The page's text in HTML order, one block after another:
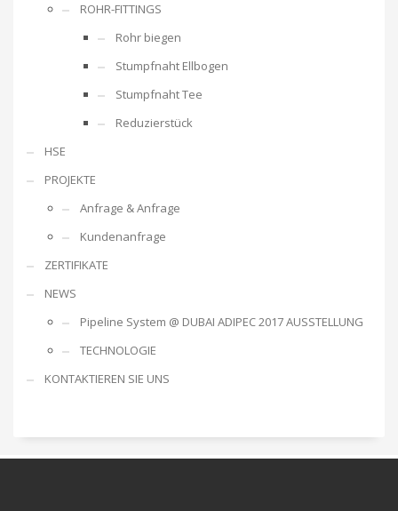
ROHR-FITTINGS
Rohr biegen
Stumpfnaht Ellbogen
Stumpfnaht Tee
Reduzierstück
HSE
PROJEKTE
Anfrage & Anfrage
Kundenanfrage
ZERTIFIKATE
NEWS
Pipeline System @ DUBAI ADIPEC 2017 AUSSTELLUNG
TECHNOLOGIE
KONTAKTIEREN SIE UNS